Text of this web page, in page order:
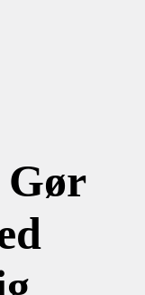
Gør